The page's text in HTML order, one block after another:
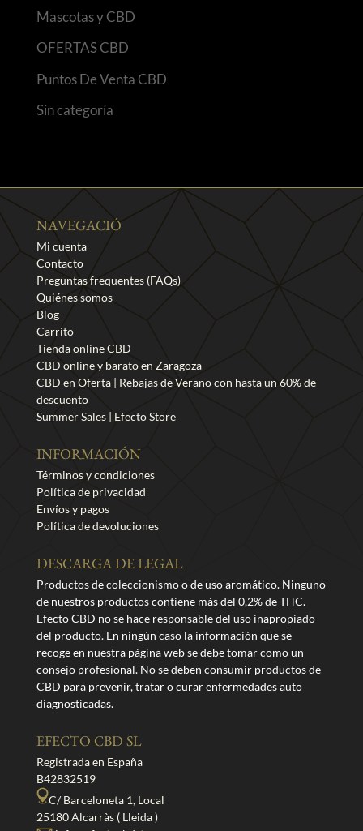
Mascotas y CBD
OFERTAS CBD
Puntos De Venta CBD
Sin categoría
NAVEGACIÓ
Mi cuenta
Contacto
Preguntas frequentes (FAQs)
Quiénes somos
Blog
Carrito
Tienda online CBD
CBD online y barato en Zaragoza
CBD en Oferta | Rebajas de Verano con hasta un 60% de
descuento
Summer Sales | Efecto Store
INFORMACIÓN
Términos y condiciones
Política de privacidad
Envíos y pagos
Política de devoluciones
DESCARGA DE LEGAL
Productos de coleccionismo o de uso aromático. Ninguno
de nuestros productos contiene más del 0,2% de THC.
Efecto CBD no se hace responsable del uso inapropiado
del producto. En ningún caso la información que se
recoge en nuestra página web se debe tomar como un
consejo profesional. No se deben consumir productos de
CBD para prevenir, tratar o curar enfermedades auto
diagnosticadas.
EFECTO CBD SL
Registrada en España
B42832519
C/ Barceloneta 1, Local
25180 Alcarràs ( Lleida )